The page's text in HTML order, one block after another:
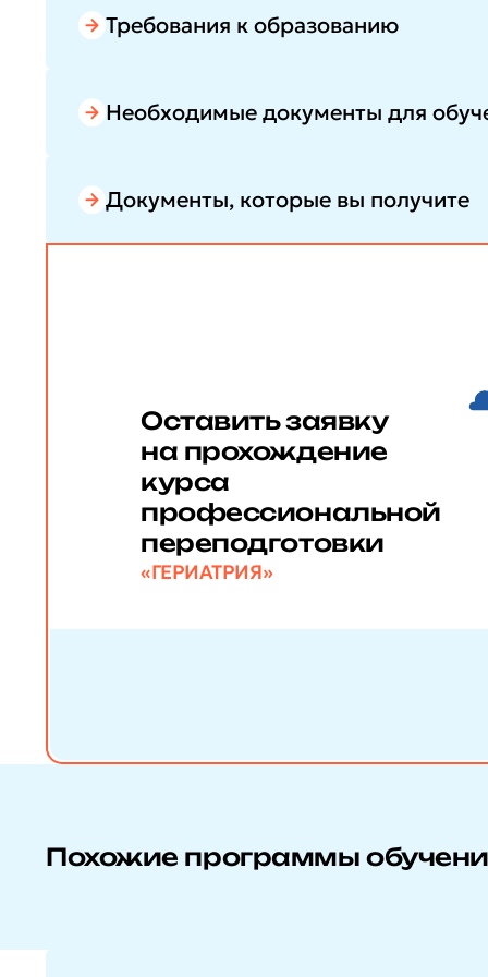
Требования к образованию
Необходимые документы для
Документы, которые вы получите
Оставить заявку
на прохождение
курса
профессиональной
переподготовки
«ГЕРИАТРИЯ»
Похожие программы